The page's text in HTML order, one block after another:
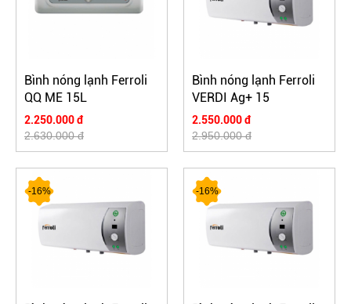
Bình nóng lạnh Ferroli
QQ ME 15L
2.250.000 đ
2.630.000 đ
Bình nóng lạnh Ferroli
VERDI Ag+ 15
2.550.000 đ
2.950.000 đ
-16% -16%